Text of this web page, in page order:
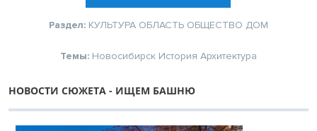
Раздел: КУЛЬТУРА ОБЛАСТЬ ОБЩЕСТВО ДОМ
Темы: Новосибирск История Архитектура
НОВОСТИ СЮЖЕТА - ИЩЕМ БАШНЮ